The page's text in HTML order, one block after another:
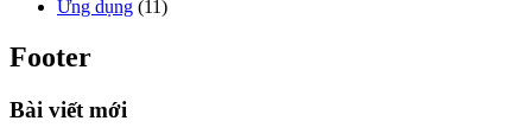
Ứng dụng (11)
Footer
Bài viết mới